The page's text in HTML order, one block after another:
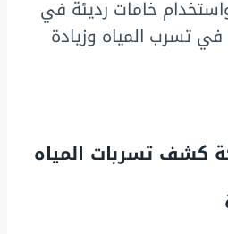
خامات رديئة في
تسرب المياه وزيادة
كشف تسربات المياه